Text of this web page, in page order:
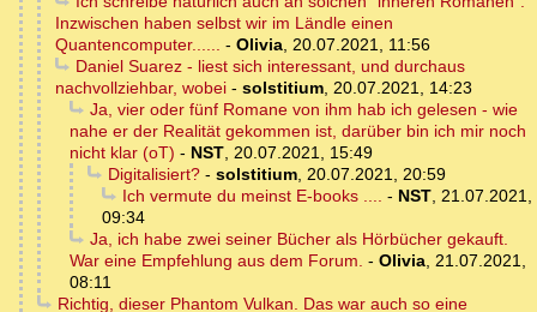
Inzwischen haben selbst wir im Ländle einen
Quantencomputer...... - Olivia, 20.07.2021, 11:56
Daniel Suarez - liest sich interessant, und durchaus
nachvollziehbar, wobei - solstitium, 20.07.2021, 14:23
Ja, vier oder fünf Romane von ihm hab ich gelesen - wie
nahe er der Realität gekommen ist, darüber bin ich mir noch
nicht klar (oT) - NST, 20.07.2021, 15:49
Digitalisiert?- solstitium, 20.07.2021, 20:59
Ich vermute du meinst E-books .... - NST, 21.07.2021,
09:34
Ja, ich habe zwei seiner Bücher als Hörbücher gekauft.
War eine Empfehlung aus dem Forum. - Olivia, 21.07.2021,
08:11
Richtig, dieser Phantom Vulkan. Das war auch so eine